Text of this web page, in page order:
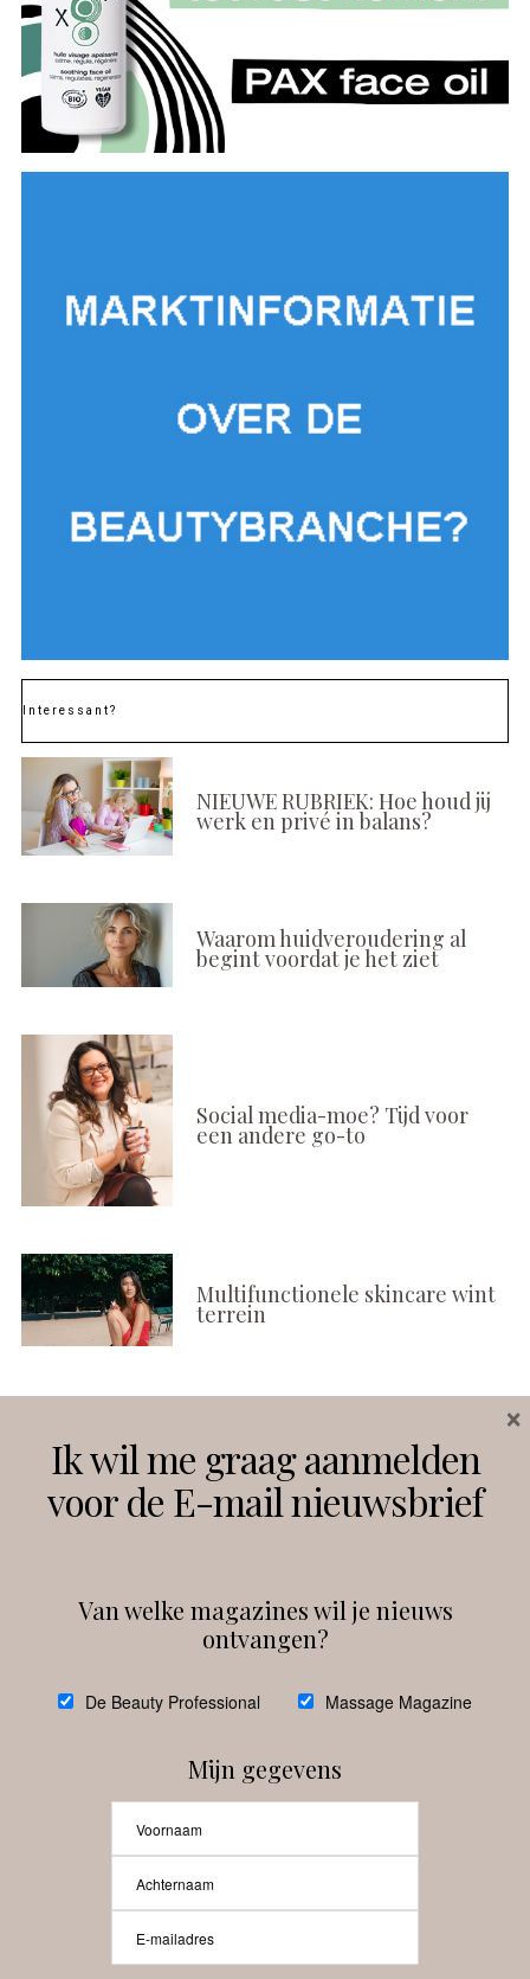
Interessant?
NIEUWE RUBRIEK: Hoe houd jij
werk en privé in balans?
Waarom huidveroudering al
begint voordat je het ziet
Social media-moe? Tijd voor
een andere go-to
Multifunctionele skincare wint
terrein
Instagram Facebook
debeautyprofessional
Beauty-Pro.nl
Ik wil me graag aanmelden
voor de E-mail nieuwsbrief
Van welke magazines wil je nieuws
ontvangen?
De Beauty Professional Massage Magazine
Mijn gegevens
×